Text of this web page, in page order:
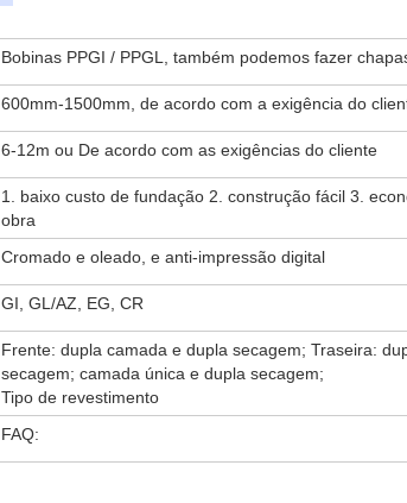
Bobinas PPGI / PPGL, também podemos fazer
600mm-1500mm, de acordo com a exigência do
6-12m ou De acordo com as exigências do cliente
1. baixo custo de fundação 2. construção fácil 3.
obra
Cromado e oleado, e anti-impressão digital
GI, GL/AZ, EG, CR
Frente: dupla camada e dupla secagem; Traseira:
secagem; camada única e dupla secagem;
Tipo de revestimento
FAQ: